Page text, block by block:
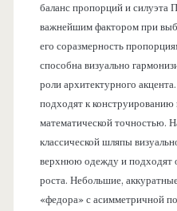
баланс пропорций и силуэта
важнейшим фактором при
его соразмерность
способна визуально
роли архитектурного
подходят к
математической точностью.
классической шляпы
верхнюю одежду и подходят
роста. Небольшие,
«федора» с асимметричной